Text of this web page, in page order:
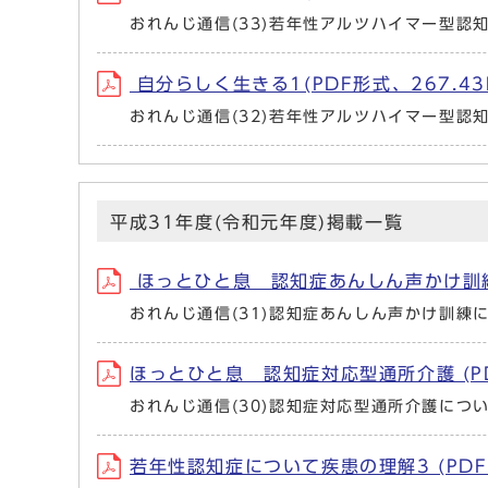
おれんじ通信(33)若年性アルツハイマー型認
自分らしく生きる1(PDF形式、
おれんじ通信(32)若年性アルツハイマー型認
平成31年度(令和元年度)掲載一覧
ほっとひと息 認知症あんしん声かけ
おれんじ通信(31)認知症あんしん声かけ訓練
ほっとひと息 認知症対応型通所介護
おれんじ通信(30)認知症対応型通所介護につ
若年性認知症について疾患の理解3